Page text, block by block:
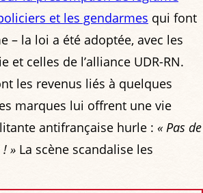
et les gendarmes qui font
– la loi a été adoptée, avec les
et celles de l’alliance UDR-RN.
les revenus liés à quelques
marques lui offrent une vie
antifrançaise hurle : « Pas de
» La scène scandalise les